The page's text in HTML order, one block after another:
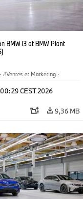
BMW i3 at BMW Plant
· Ventes et Marketing ·
CEST 2026
9,36 MB